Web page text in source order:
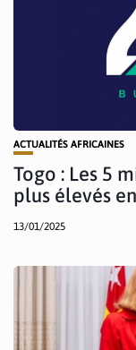
ACTUALITÉS AFRICAINES
Togo : Les 5
plus élevés
13/01/2025